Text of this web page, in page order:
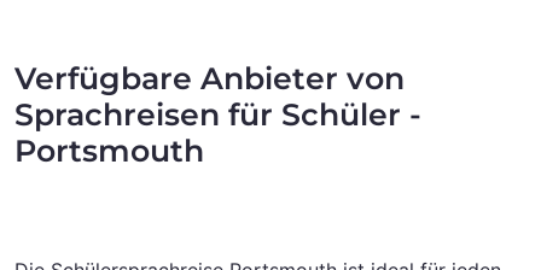
Verfügbare Anbieter von
Sprachreisen für Schüler -
Portsmouth